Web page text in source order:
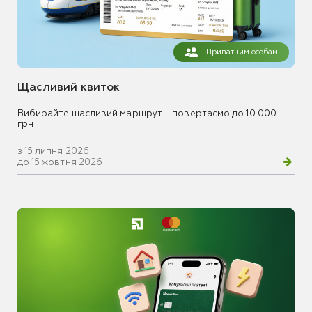
Приватним особам
Щасливий квиток
Вибирайте щасливий маршрут – повертаємо до 10 000
грн
з 15 липня 2026
до 15 жовтня 2026